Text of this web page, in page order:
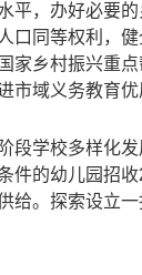
平，办好必要
口同等权利，
乡村振兴重
市域义务教育优
段学校多样化
件的幼儿园招收
给。探索设立